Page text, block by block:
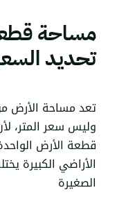
مساحة
تحديد
تعد مساحة الأرض
وليس سعر المتر،
قطعة الأرض
الأراضي الكبيرة
الصغيرة